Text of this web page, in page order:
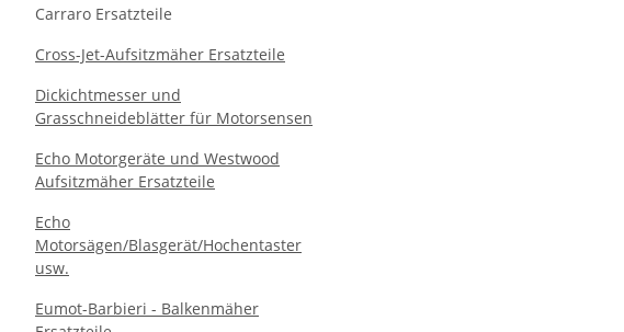
Carraro Ersatzteile
Cross-Jet-Aufsitzmäher Ersatzteile
Dickichtmesser und
Grasschneideblätter für Motorsensen
Echo Motorgeräte und Westwood
Aufsitzmäher Ersatzteile
Echo
Motorsägen/Blasgerät/Hochentaster
usw.
Eumot-Barbieri - Balkenmäher